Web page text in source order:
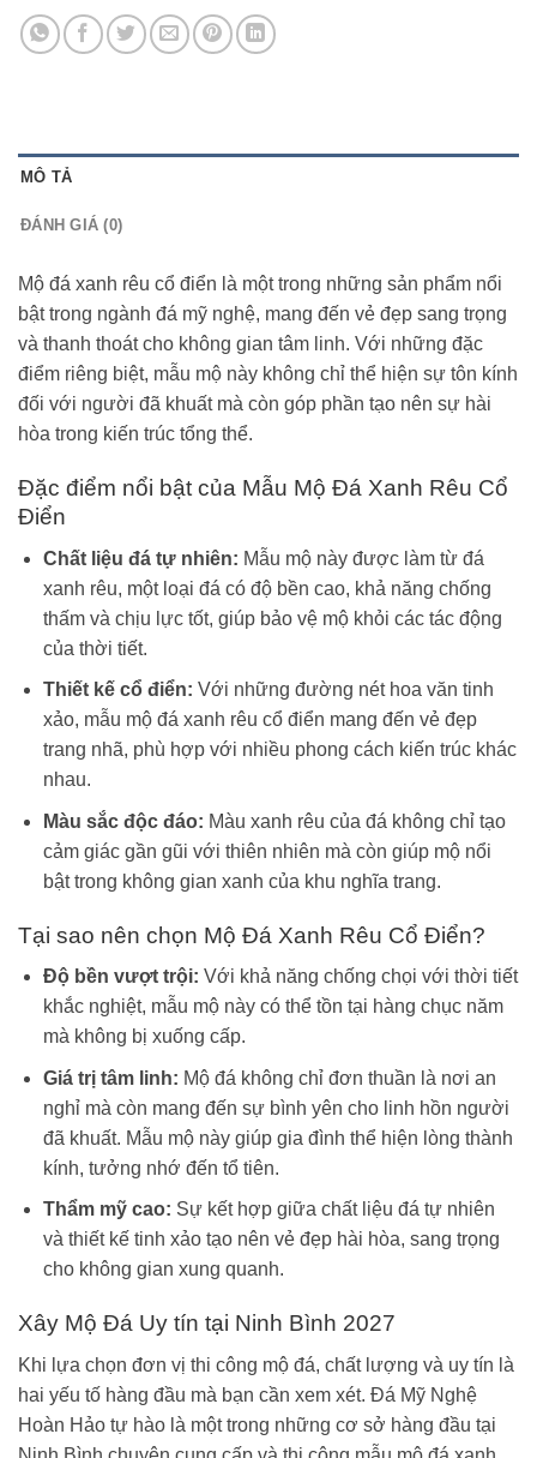
MÔ TẢ
ĐÁNH GIÁ (0)
Mộ đá xanh rêu cổ điển là một trong những sản phẩm nổi
bật trong ngành đá mỹ nghệ, mang đến vẻ đẹp sang trọng
và thanh thoát cho không gian tâm linh. Với những đặc
điểm riêng biệt, mẫu mộ này không chỉ thể hiện sự tôn kính
đối với người đã khuất mà còn góp phần tạo nên sự hài
hòa trong kiến trúc tổng thể.
Đặc điểm nổi bật của Mẫu Mộ Đá Xanh Rêu Cổ
Điển
Chất liệu đá tự nhiên: Mẫu mộ này được làm từ đá
xanh rêu, một loại đá có độ bền cao, khả năng chống
thấm và chịu lực tốt, giúp bảo vệ mộ khỏi các tác động
của thời tiết.
Thiết kế cổ điển: Với những đường nét hoa văn tinh
xảo, mẫu mộ đá xanh rêu cổ điển mang đến vẻ đẹp
trang nhã, phù hợp với nhiều phong cách kiến trúc khác
nhau.
Màu sắc độc đáo: Màu xanh rêu của đá không chỉ tạo
cảm giác gần gũi với thiên nhiên mà còn giúp mộ nổi
bật trong không gian xanh của khu nghĩa trang.
Tại sao nên chọn Mộ Đá Xanh Rêu Cổ Điển?
Độ bền vượt trội: Với khả năng chống chọi với thời tiết
khắc nghiệt, mẫu mộ này có thể tồn tại hàng chục năm
mà không bị xuống cấp.
Giá trị tâm linh: Mộ đá không chỉ đơn thuần là nơi an
nghỉ mà còn mang đến sự bình yên cho linh hồn người
đã khuất. Mẫu mộ này giúp gia đình thể hiện lòng thành
kính, tưởng nhớ đến tổ tiên.
Thẩm mỹ cao: Sự kết hợp giữa chất liệu đá tự nhiên
và thiết kế tinh xảo tạo nên vẻ đẹp hài hòa, sang trọng
cho không gian xung quanh.
Xây Mộ Đá Uy tín tại Ninh Bình 2027
Khi lựa chọn đơn vị thi công mộ đá, chất lượng và uy tín là
hai yếu tố hàng đầu mà bạn cần xem xét. Đá Mỹ Nghệ
Hoàn Hảo tự hào là một trong những cơ sở hàng đầu tại